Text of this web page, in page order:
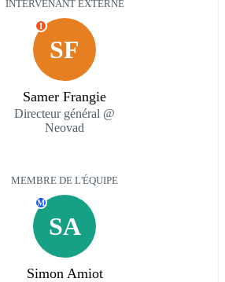
INTERVENANT EXTERNE
SF
I
Samer Frangie
Directeur général @
Neovad
MEMBRE DE L'ÉQUIPE
SA
M
Simon Amiot